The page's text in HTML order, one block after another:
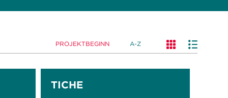
PROJEKTBEGINN A-Z
TICHE